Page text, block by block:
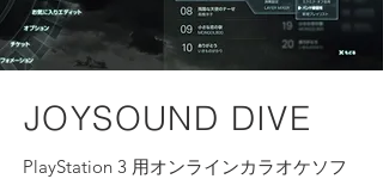
JOYSOUND DIVE
PlayStation 3 用オンラインカラオケソフ